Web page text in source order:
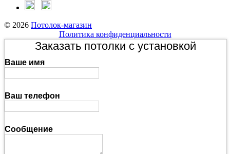
© 2026 Потолок-магазин
Политика конфиденциальности
Заказать потолки с установкой
Ваше имя
Ваш телефон
Сообщение